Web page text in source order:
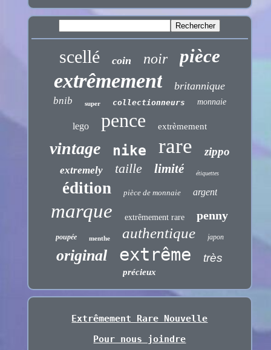
scellé coin noir pièce
extrêmement britannique
bnib super collectionneurs monnaie
lego pence extrèmement
vintage nike rare zippo
extremely taille limité étiquettes
édition pièce de monnaie argent
marque extrêmement rare penny
poupée menthe authentique japon
original extrême très
précieux
Extrêmement Rare Nouvelle
Pour nous joindre